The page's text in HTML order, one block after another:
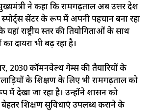
ने कहा कि रामगढ़ताल अब उत्तर प्रदेश
सेंटर के रूप में अपनी पहचान बना रहा
यहां राष्ट्रीय स्तर की प्रतियोगिताओं के साथ
का दायरा भी बढ़ रहा है।
2030 कॉमनवेल्थ गेम्स की तैयारियों के
के प्रशिक्षण के लिए भी रामगढ़ताल को
में देखा जा रहा है। उन्होंने प्रशासन को
प्रशिक्षण सुविधाएं उपलब्ध कराने के